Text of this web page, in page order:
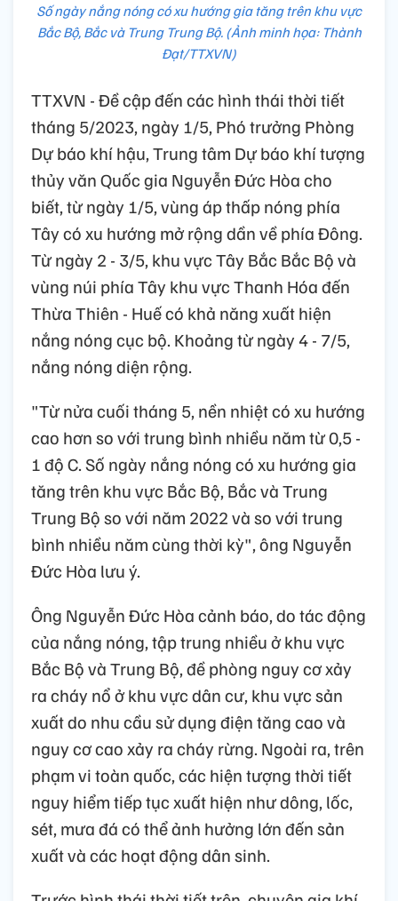
Số ngày nắng nóng có xu hướng gia tăng trên khu vực
Bắc Bộ, Bắc và Trung Trung Bộ. (Ảnh minh họa: Thành
Đạt/TTXVN)
TTXVN - Đề cập đến các hình thái thời tiết
tháng 5/2023, ngày 1/5, Phó trưởng Phòng
Dự báo khí hậu, Trung tâm Dự báo khí tượng
thủy văn Quốc gia Nguyễn Đức Hòa cho
biết, từ ngày 1/5, vùng áp thấp nóng phía
Tây có xu hướng mở rộng dần về phía Đông.
Từ ngày 2 - 3/5, khu vực Tây Bắc Bắc Bộ và
vùng núi phía Tây khu vực Thanh Hóa đến
Thừa Thiên - Huế có khả năng xuất hiện
nắng nóng cục bộ. Khoảng từ ngày 4 - 7/5,
nắng nóng diện rộng.
"Từ nửa cuối tháng 5, nền nhiệt có xu hướng
cao hơn so với trung bình nhiều năm từ 0,5 -
1 độ C. Số ngày nắng nóng có xu hướng gia
tăng trên khu vực Bắc Bộ, Bắc và Trung
Trung Bộ so với năm 2022 và so với trung
bình nhiều năm cùng thời kỳ", ông Nguyễn
Đức Hòa lưu ý.
Ông Nguyễn Đức Hòa cảnh báo, do tác động
của nắng nóng, tập trung nhiều ở khu vực
Bắc Bộ và Trung Bộ, đề phòng nguy cơ xảy
ra cháy nổ ở khu vực dân cư, khu vực sản
xuất do nhu cầu sử dụng điện tăng cao và
nguy cơ cao xảy ra cháy rừng. Ngoài ra, trên
phạm vi toàn quốc, các hiện tượng thời tiết
nguy hiểm tiếp tục xuất hiện như dông, lốc,
sét, mưa đá có thể ảnh hưởng lớn đến sản
xuất và các hoạt động dân sinh.